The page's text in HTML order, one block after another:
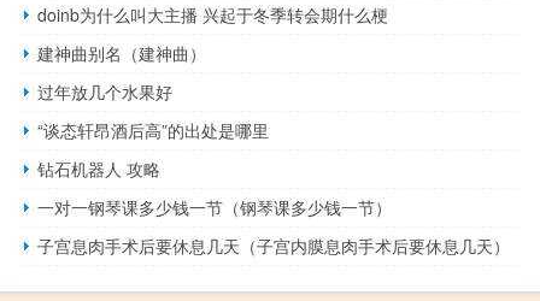
doinb为什么叫大主播 兴起于冬季转会期什么梗
建神曲别名（建神曲）
过年放几个水果好
“谈态轩昂酒后高”的出处是哪里
钻石机器人 攻略
一对一钢琴课多少钱一节（钢琴课多少钱一节）
子宫息肉手术后要休息几天（子宫内膜息肉手术后要休息几天）